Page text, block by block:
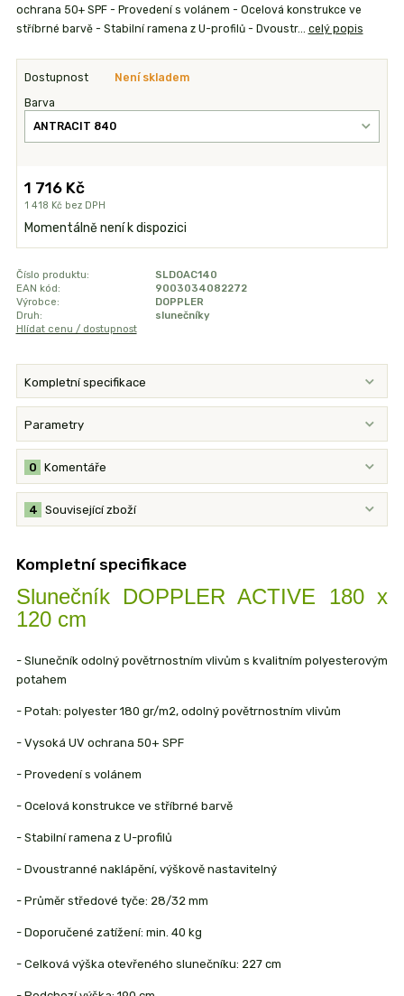
ochrana 50+ SPF - Provedení s volánem - Ocelová konstrukce ve
stříbrné barvě - Stabilní ramena z U-profilů - Dvoustr... celý popis
Dostupnost Není skladem
Barva
1 716 Kč
1 418 Kč bez DPH
Momentálně není k dispozici
Číslo produktu:
SLDOAC140
EAN kód:
9003034082272
Výrobce:
DOPPLER
Druh:
slunečníky
Hlídat cenu / dostupnost
Kompletní specifikace
Parametry
Komentáře
0
Související zboží
4
Kompletní specifikace
Slunečník DOPPLER ACTIVE 180 x
120 cm
- Slunečník odolný povětrnostním vlivům s kvalitním polyesterovým
potahem
- Potah: polyester 180 gr/m2, odolný povětrnostním vlivům
- Vysoká UV ochrana 50+ SPF
- Provedení s volánem
- Ocelová konstrukce ve stříbrné barvě
- Stabilní ramena z U-profilů
- Dvoustranné naklápění, výškově nastavitelný
- Průměr středové tyče: 28/32 mm
- Doporučené zatížení: min. 40 kg
- Celková výška otevřeného slunečníku: 227 cm